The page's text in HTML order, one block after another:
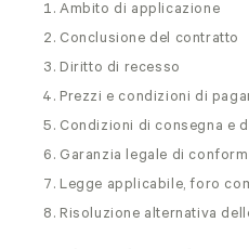
Ambito di applicazione
Conclusione del contratto
Diritto di recesso
Prezzi e condizioni di
Condizioni di consegna e
Garanzia legale di
Legge applicabile, foro
Risoluzione alternativa